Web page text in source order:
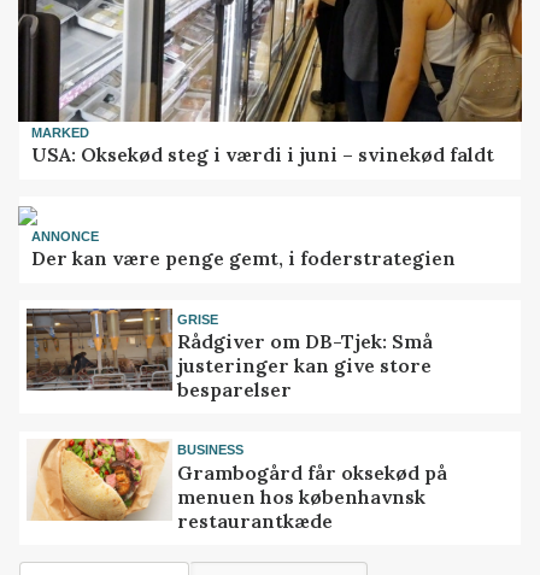
MARKED
USA: Oksekød steg i værdi i juni – svinekød faldt
ANNONCE
Der kan være penge gemt, i foderstrategien
GRISE
Rådgiver om DB-Tjek: Små
justeringer kan give store
besparelser
BUSINESS
Grambogård får oksekød på
menuen hos københavnsk
restaurantkæde